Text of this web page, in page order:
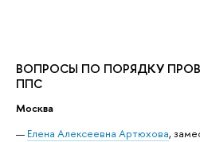
ВОПРОСЫ ПО ПОРЯДКУ
ППС
Москва
Елена Алексеевна Артюхова,